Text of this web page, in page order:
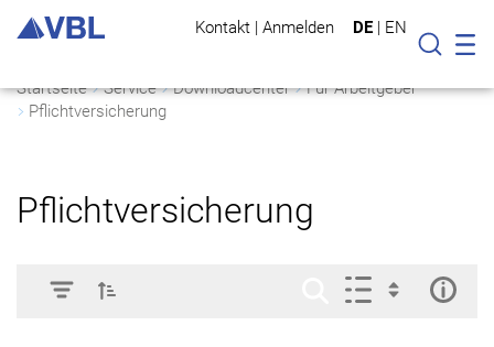
Kontakt | Anmelden DE | EN
Suche
Startseite Service Downloadcenter
Für Arbeitgeber
Pflichtversicherung
Pflichtversicherung